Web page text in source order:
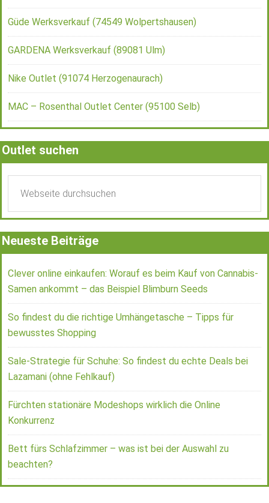
Güde Werksverkauf (74549 Wolpertshausen)
GARDENA Werksverkauf (89081 Ulm)
Nike Outlet (91074 Herzogenaurach)
MAC – Rosenthal Outlet Center (95100 Selb)
Outlet suchen
Neueste Beiträge
Clever online einkaufen: Worauf es beim Kauf von Cannabis-
Samen ankommt – das Beispiel Blimburn Seeds
So findest du die richtige Umhängetasche – Tipps für
bewusstes Shopping
Sale-Strategie für Schuhe: So findest du echte Deals bei
Lazamani (ohne Fehlkauf)
Fürchten stationäre Modeshops wirklich die Online
Konkurrenz
Bett fürs Schlafzimmer – was ist bei der Auswahl zu
beachten?